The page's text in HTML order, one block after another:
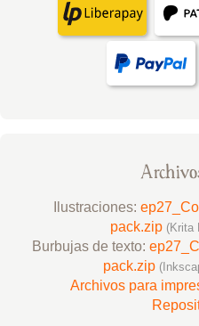
Ilustraciones:
pack.zip (Krita
Burbujas de texto:
pack.zip
Archivos para